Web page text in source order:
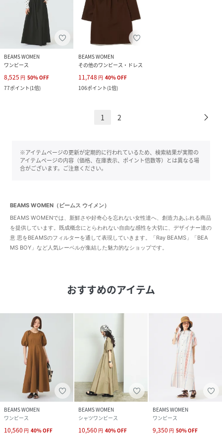
BEAMS WOMEN
ワンピース
8,525 円 50%OFF
77ポイント(1倍)
BEAMS WOMEN
その他のワンピース・ドレス
11,748 円 40%OFF
106ポイント(1倍)
1 2
※アイテムページの更新が定期的に行われているため、検索結果が実際の
アイテムページの内容（価格、在庫表示、ポイント倍数等）とは異なる場
合がございます。ご注意ください。
BEAMS WOMEN（ビームス ウイメン）
BEAMS WOMENでは、新鮮さや好奇心を忘れない女性達へ、創造力あふれる商品
を提供しています。既成概念にとらわれない自由な感性を大切に、デザイナー達の
意 思をBEAMSのフィルターを通して表現していきます。「Ray BEAMS」「BEA
MS BOY」など人気レーベルが集結した魅力的なショップです。
おすすめのアイテム
BEAMS WOMEN
ワンピース
10,560 円 40%OFF
BEAMS WOMEN
シャツワンピース
10,560 円 40%OFF
BEAMS WOMEN
ワンピース
9,350 円 50%OFF